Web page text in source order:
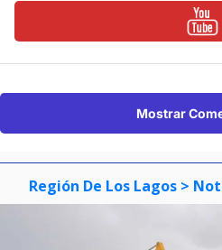
Mostrar
Región De Los Lagos >